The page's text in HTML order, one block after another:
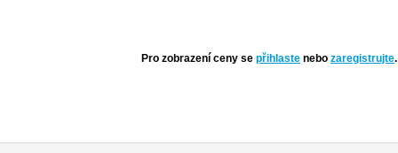
Pro zobrazení ceny se přihlaste nebo zaregistrujte.